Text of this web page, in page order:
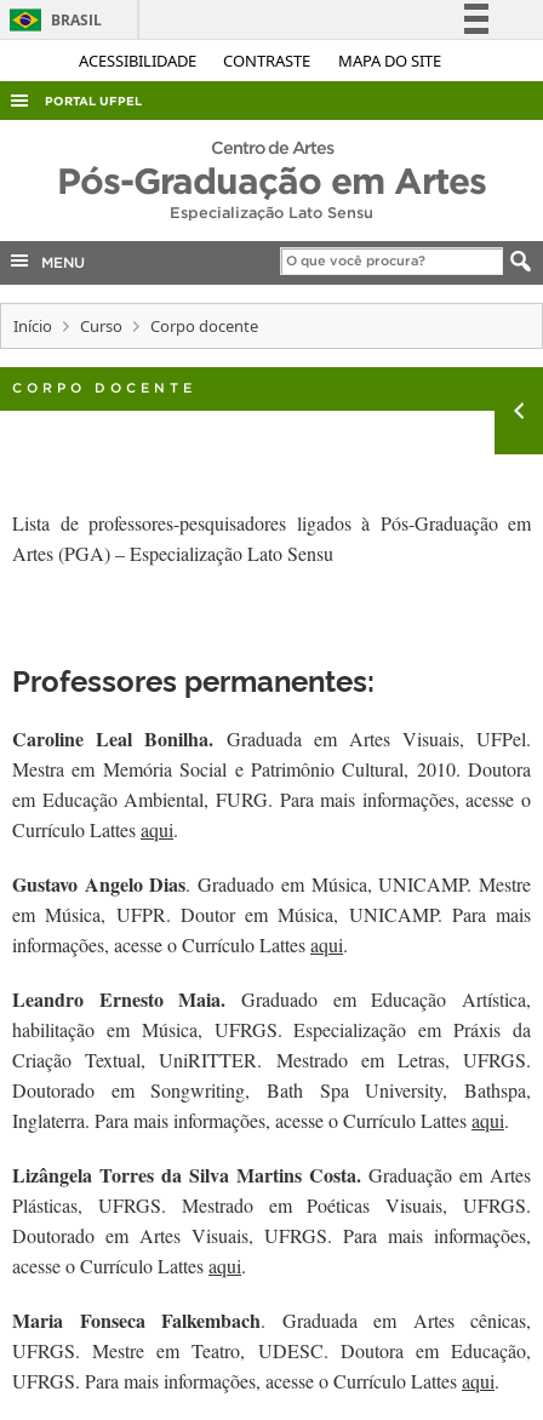
ACESSIBILIDADE CONTRASTE MAPA DO SITE
BRASIL
Simplifique!
Acesso à informação
Canais
PORTAL UFPEL
AUDITORIA
CONCURSOS
EDITAIS
INTERNACIONAL
OUVIDORIA
Centro de Artes
Pós-Graduação em Artes
Especialização Lato Sensu
MENU
Início Curso Corpo docente
CORPO DOCENTE
Lista de professores-pesquisadores ligados à Pós-Graduação em
Artes (PGA) – Especialização Lato Sensu
Professores permanentes:
Caroline Leal Bonilha. Graduada em Artes Visuais, UFPel.
Mestra em Memória Social e Patrimônio Cultural, 2010. Doutora
em Educação Ambiental, FURG. Para mais informações, acesse o
Currículo Lattesaqui.
Gustavo Angelo Dias. Graduado em Música, UNICAMP. Mestre
em Música, UFPR. Doutor em Música, UNICAMP. Para mais
informações, acesse o Currículo Lattesaqui.
Leandro Ernesto Maia. Graduado em Educação Artística,
habilitação em Música, UFRGS. Especialização em Práxis da
Criação Textual, UniRITTER. Mestrado em Letras, UFRGS.
Doutorado em Songwriting, Bath Spa University, Bathspa,
Inglaterra. Para mais informações, acesse o Currículo Lattesaqui.
Lizângela Torres da Silva Martins Costa. Graduação em Artes
Plásticas, UFRGS. Mestrado em Poéticas Visuais, UFRGS.
Doutorado em Artes Visuais, UFRGS. Para mais informações,
acesse o Currículo Lattesaqui.
Maria Fonseca Falkembach. Graduada em Artes cênicas,
UFRGS. Mestre em Teatro, UDESC. Doutora em Educação,
UFRGS. Para mais informações, acesse o Currículo Lattesaqui.